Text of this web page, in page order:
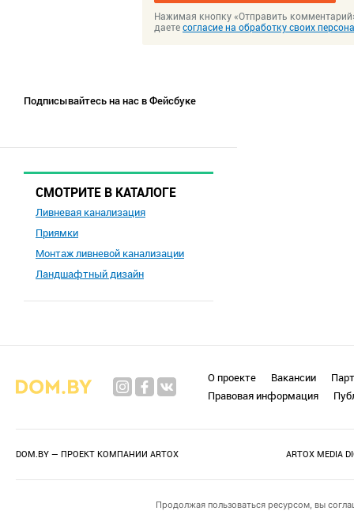
Нажимая кнопку «Отправить
даете согласие на обработку своих
Подписывайтесь на нас в Фейсбуке
СМОТРИТЕ В КАТАЛОГЕ
Ливневая канализация
Приямки
Монтаж ливневой канализации
Ландшафтный дизайн
О проекте Вакансии
Правовая информация
DOM.BY — ПРОЕКТ КОМПАНИИ ARTOX ARTOX MEDIA
Продолжая пользоваться ресурсом, вы